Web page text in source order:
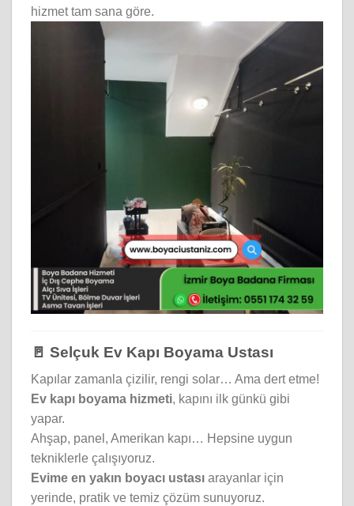
hizmet tam sana göre.
🚪 Selçuk Ev Kapı Boyama Ustası
Kapılar zamanla çizilir, rengi solar… Ama dert etme!
Ev kapı boyama hizmeti, kapını ilk günkü gibi
yapar.
Ahşap, panel, Amerikan kapı… Hepsine uygun
tekniklerle çalışıyoruz.
Evime en yakın boyacı ustası arayanlar için
yerinde, pratik ve temiz çözüm sunuyoruz.